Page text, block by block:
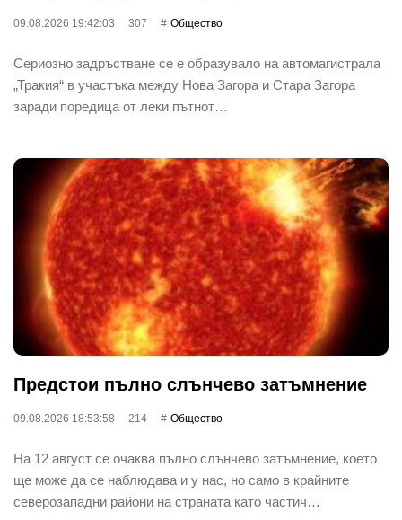
09.08.2026 19:42:03 307 Общество
Сериозно задръстване се е образувало на автомагистрала
„Тракия“ в участъка между Нова Загора и Стара Загора
заради поредица от леки пътнот…
Предстои пълно слънчево затъмнение
09.08.2026 18:53:58 214 Общество
На 12 август се очаква пълно слънчево затъмнение, което
ще може да се наблюдава и у нас, но само в крайните
северозападни райони на страната като частич…